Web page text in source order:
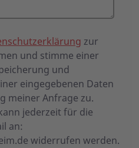
zur
und stimme einer
und
eingegebenen Daten
meiner Anfrage zu.
jederzeit für die
an:
widerrufen werden.